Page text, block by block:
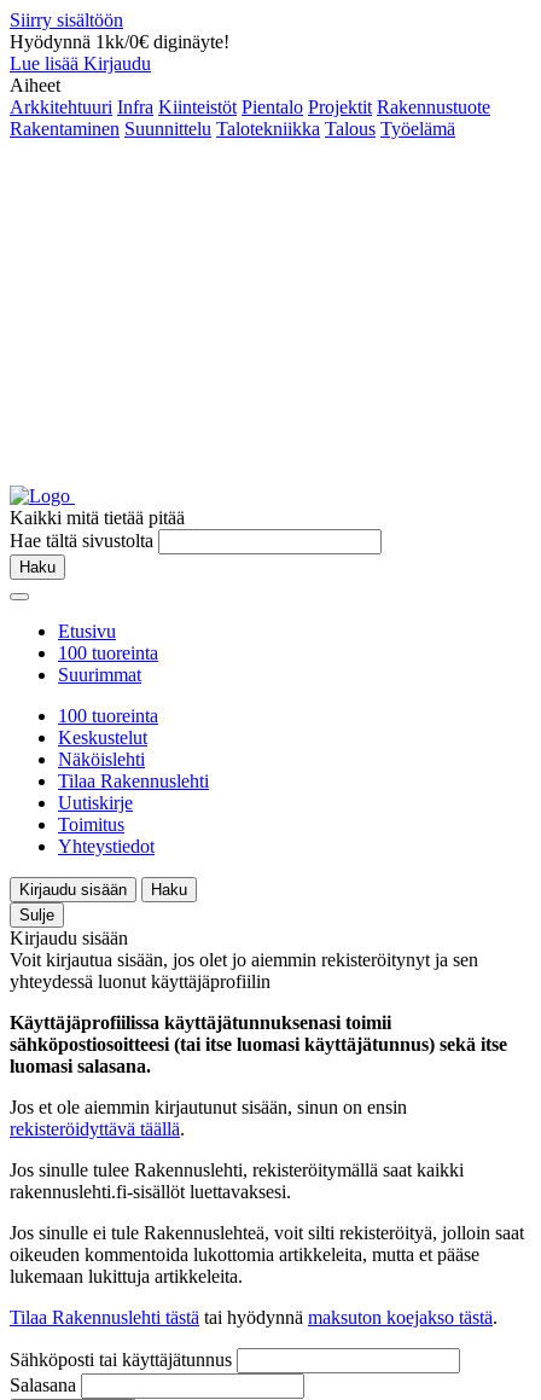
Siirry sisältöön
Hyödynnä 1kk/0€ diginäyte!
Lue lisää Kirjaudu
Aiheet
Arkkitehtuuri Infra Kiinteistöt Pientalo Projektit Rakennustuote
Rakentaminen Suunnittelu Talotekniikka Talous Työelämä
Kaikki mitä tietää pitää
Hae tältä sivustolta
Haku
Etusivu
100 tuoreinta
Suurimmat
100 tuoreinta
Keskustelut
Näköislehti
Tilaa Rakennuslehti
Uutiskirje
Toimitus
Yhteystiedot
Kirjaudu sisään
Haku
Sulje
Kirjaudu sisään
Voit kirjautua sisään, jos olet jo aiemmin rekisteröitynyt ja sen
yhteydessä luonut käyttäjäprofiilin
Käyttäjäprofiilissa käyttäjätunnuksenasi toimii
sähköpostiosoitteesi (tai itse luomasi käyttäjätunnus) sekä itse
luomasi salasana.
Jos et ole aiemmin kirjautunut sisään, sinun on ensin
rekisteröidyttävä täällä.
Jos sinulle tulee Rakennuslehti, rekisteröitymällä saat kaikki
rakennuslehti.fi-sisällöt luettavaksesi.
Jos sinulle ei tule Rakennuslehteä, voit silti rekisteröityä, jolloin saat
oikeuden kommentoida lukottomia artikkeleita, mutta et pääse
lukemaan lukittuja artikkeleita.
Tilaa Rakennuslehti tästä tai hyödynnä maksuton koejakso tästä.
Sähköposti tai käyttäjätunnus
Salasana